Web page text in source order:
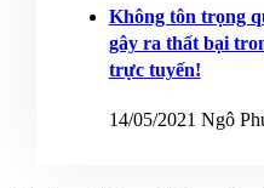
Không tôn trọng
gây ra thất bại
trực tuyến!
14/05/2021 Ngô